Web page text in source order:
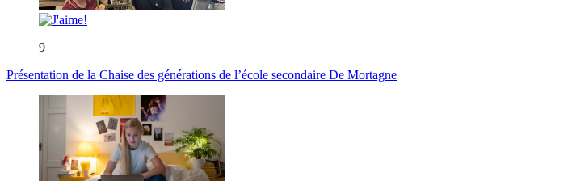
9
Présentation de la Chaise des générations de l’école secondaire De Mortagne